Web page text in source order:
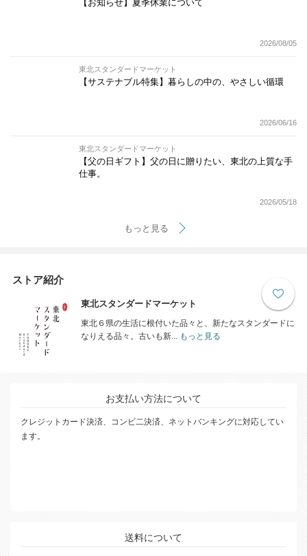
【お知らせ】夏季休業について
2026/08/05
東北スタンダードマーケット
【サステナブル特集】暮らしの中の、やさしい循環
2026/06/16
東北スタンダードマーケット
【父の日ギフト】父の日に贈りたい、東北の上質な手
仕事。
2026/05/18
もっと見る
ストア紹介
東北スタンダードマーケット
東北６県の生活に根付いた品々と、新たなスタンダードに
なりえる品々。古いも新...
もっと見る
お支払い方法について
クレジットカード決済、コンビ二決済、ネットバンキングに対応してい
ます。
送料について